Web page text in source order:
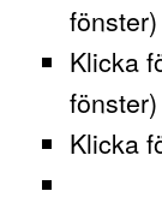
fönster)
Klicka
fönster)
Klicka